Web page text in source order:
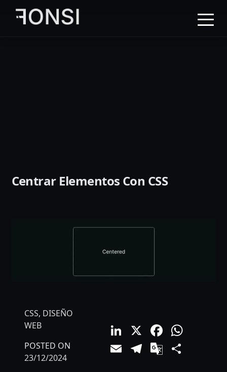
contenido
Centrar Elementos Con CSS
CSS, DISEÑO
WEB
POSTED ON
23/12/2024
LinkedIn
X
EmailTelegram
Google